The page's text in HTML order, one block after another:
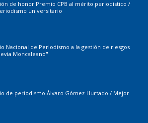
de honor Premio CPB al mérito periodístico /
universitario
Nacional de Periodismo a la gestión de riesgos
Moncaleano"
de periodismo Álvaro Gómez Hurtado / Mejor